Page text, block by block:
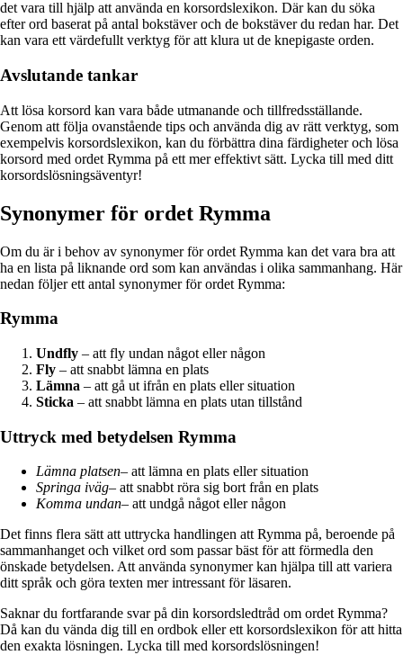
det vara till hjälp att använda en korsordslexikon. Där kan du söka
efter ord baserat på antal bokstäver och de bokstäver du redan har. Det
kan vara ett värdefullt verktyg för att klura ut de knepigaste orden.
Avslutande tankar
Att lösa korsord kan vara både utmanande och tillfredsställande.
Genom att följa ovanstående tips och använda dig av rätt verktyg, som
exempelvis korsordslexikon, kan du förbättra dina färdigheter och lösa
korsord med ordet Rymma på ett mer effektivt sätt. Lycka till med ditt
korsordslösningsäventyr!
Synonymer för ordet Rymma
Om du är i behov av synonymer för ordet Rymma kan det vara bra att
ha en lista på liknande ord som kan användas i olika sammanhang. Här
nedan följer ett antal synonymer för ordet Rymma:
Rymma
Undfly – att fly undan något eller någon
Fly – att snabbt lämna en plats
Lämna – att gå ut ifrån en plats eller situation
Sticka – att snabbt lämna en plats utan tillstånd
Uttryck med betydelsen Rymma
Lämna platsen– att lämna en plats eller situation
Springa iväg– att snabbt röra sig bort från en plats
Komma undan– att undgå något eller någon
Det finns flera sätt att uttrycka handlingen att Rymma på, beroende på
sammanhanget och vilket ord som passar bäst för att förmedla den
önskade betydelsen. Att använda synonymer kan hjälpa till att variera
ditt språk och göra texten mer intressant för läsaren.
Saknar du fortfarande svar på din korsordsledtråd om ordet Rymma?
Då kan du vända dig till en ordbok eller ett korsordslexikon för att hitta
den exakta lösningen. Lycka till med korsordslösningen!